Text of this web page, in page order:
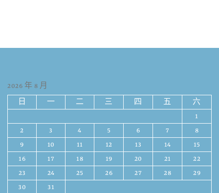
2026 年 8 月
日 一 二 三 四 五
六
1
2
3 4 5 6 7
8
9
10 11 12 13 14
15
16
17 18 19 20 21
22
23
24 25 26 27 28
29
30
31